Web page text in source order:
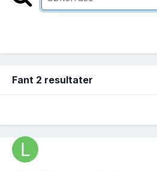
Fant 2 resultater